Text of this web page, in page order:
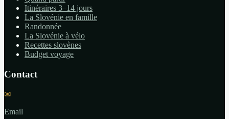
Itinéraires 3–14 jours
La Slovénie en famille
Randonnée
La Slovénie à vélo
Recettes slovènes
Budget voyage
Contact
✉
Email